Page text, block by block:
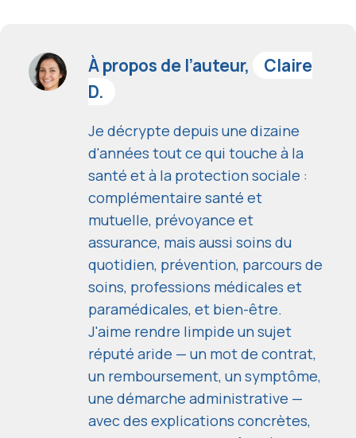
À propos de l’auteur,
Claire
D.
Je décrypte depuis une dizaine
d'années tout ce qui touche à la
santé et à la protection sociale :
complémentaire santé et
mutuelle, prévoyance et
assurance, mais aussi soins du
quotidien, prévention, parcours de
soins, professions médicales et
paramédicales, et bien-être.
J'aime rendre limpide un sujet
réputé aride — un mot de contrat,
un remboursement, un symptôme,
une démarche administrative —
avec des explications concrètes,